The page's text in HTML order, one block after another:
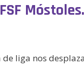
liga nos